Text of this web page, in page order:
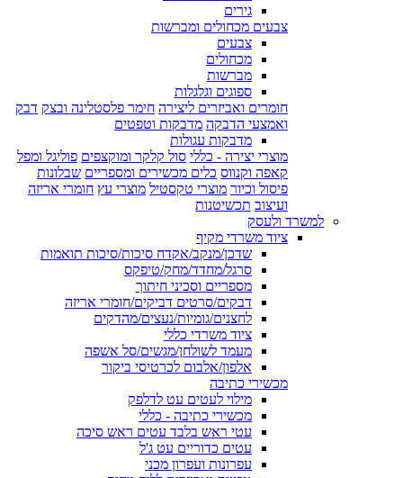
גירים
צבעים מכחולים ומברשות
צבעים
מכחולים
מברשות
ספוגים וגלגלות
חומרים ואביזרים ליצירה חימר פלסטלינה ובצק דבק
ואמצעי הדבקה מדבקות וטפטים
מדבקות עגולות
מוצרי יצירה - כללי סול קלקר ומוקצפים פוליגל ומפל
קאפה וקנווס כלים מכשירים ומספריים שבלונות
פיסול וכיור מוצרי טקסטיל מוצרי עץ חומרי אריזה
ועיצוב תכשיטנות
למשרד ולעסק
ציוד משרדי מקיף
שדכן/מנקב/אקדח סיכות/סיכות תואמות
סרגל/מחדד/מחק/טיפקס
מספריים וסכיני חיתוך
דבקים/סרטים דביקים/חומרי אריזה
לחצנים/גומיות/נעצים/מהדקים
ציוד משרדי כללי
מעמד לשולחן/מגשים/סל אשפה
אלפון/אלבום לכרטיסי ביקור
מכשירי כתיבה
מילוי לעטים עט לדלפק
מכשירי כתיבה - כללי
עטי ראש בלבד עטים ראש סיכה
עטים כדוריים עט ג'ל
עפרונות ועפרון מכני